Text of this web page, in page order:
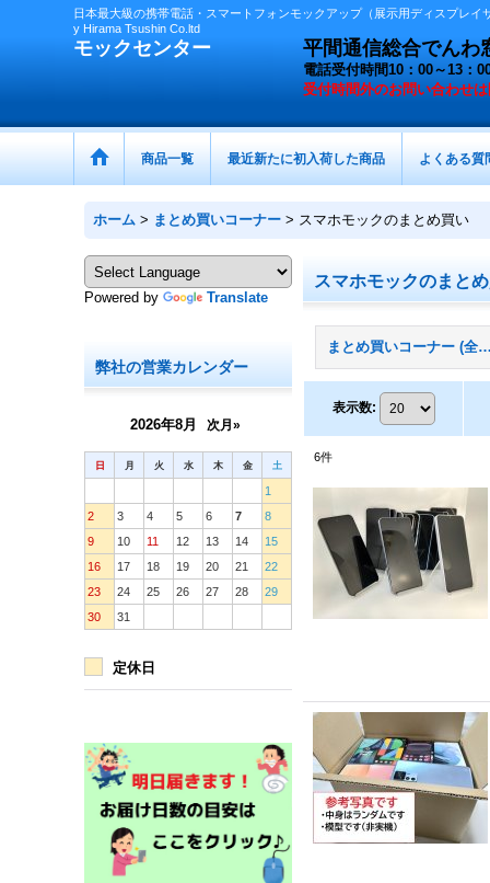
日本最大級の携帯電話・スマートフォンモックアップ（展示用ディスプ
y Hirama Tsushin Co.ltd
モックセンター 平間通信総合でん
電話受付時間10：00～13
受付時間外のお問い合わせ
商品一覧 最近新たに初入荷した商品 よくある質
ホーム > まとめ買いコーナー > スマホモックのまとめ買い
Powered by Translate
弊社の営業カレンダー
2026年8月 次月»
日 月 火 水 木 金 土
1
2
3 4 5 6 7
8
9
10 11 12 13 14
15
16
17 18 19 20 21
22
23
24 25 26 27 28
29
30
31
定休日
スマホモックのまと
まとめ買いコーナ
表示数:
6件